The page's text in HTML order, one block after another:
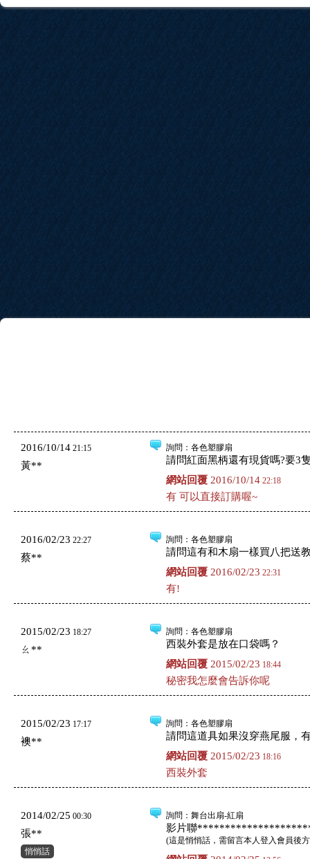
2016/10/14 21:15
黃**
詢問 ：各色塑膠扇
請問紅面黑柄還有現貨嗎?要3
網站回覆 2016/10/14 22:18
有 可以直接訂購喔~
2016/02/23 22:27
蔡**
詢問 ：各色塑膠扇
請問這有和木扇一樣買八把送
網站回覆 2016/02/23 22:31
有!
2015/02/23 18:27
ㄠ**
詢問 ：各色塑膠扇
西裝外套是放在口袋嗎？
網站回覆 2015/02/23 18:44
秘密我怎麼會告訴你呢
2015/02/23 17:17
襖**
詢問 ：各色塑膠扇
請問這道具如果沒穿燕尾服，
網站回覆 2015/02/23 18:16
西裝外套
2014/02/25 00:30
張**
悄悄話
詢問 ：舞台出扇-紅扇
影片聯
(這是悄悄話，需留言本人登入會員後